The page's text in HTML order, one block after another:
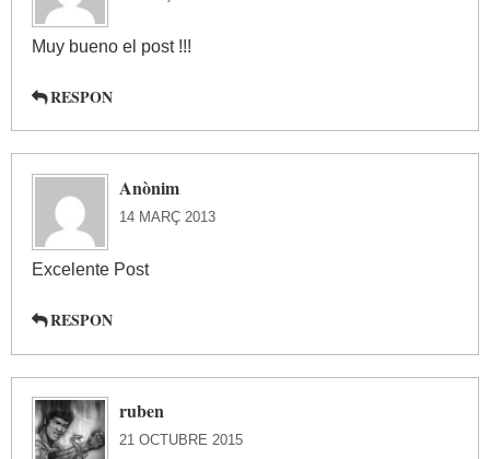
Muy bueno el post !!!
RESPON
Anònim
14 MARÇ 2013
Excelente Post
RESPON
ruben
21 OCTUBRE 2015